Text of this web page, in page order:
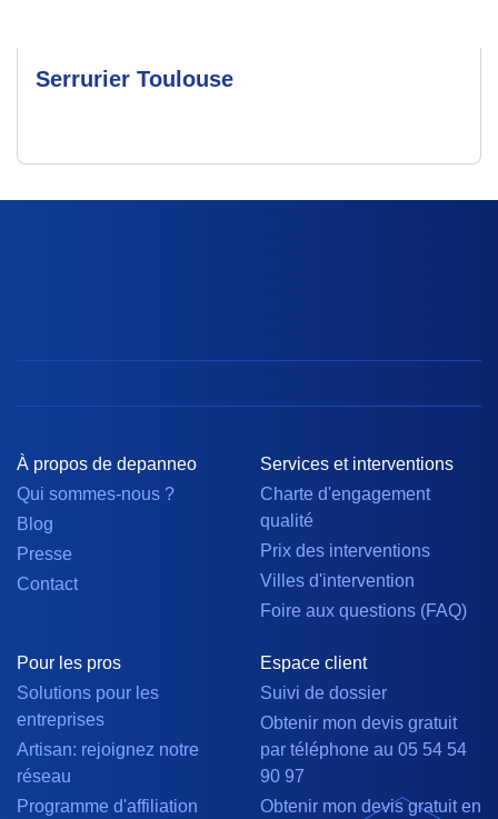
Serrurier Toulouse
À propos de depanneo
Qui sommes-nous ?
Blog
Presse
Contact
Services et interventions
Charte d'engagement
qualité
Prix des interventions
Villes d'intervention
Foire aux questions (FAQ)
Pour les pros
Solutions pour les
entreprises
Artisan: rejoignez notre
réseau
Programme d'affiliation
Espace client
Suivi de dossier
Obtenir mon devis gratuit
par téléphone au 05 54 54
90 97
Obtenir mon devis gratuit en